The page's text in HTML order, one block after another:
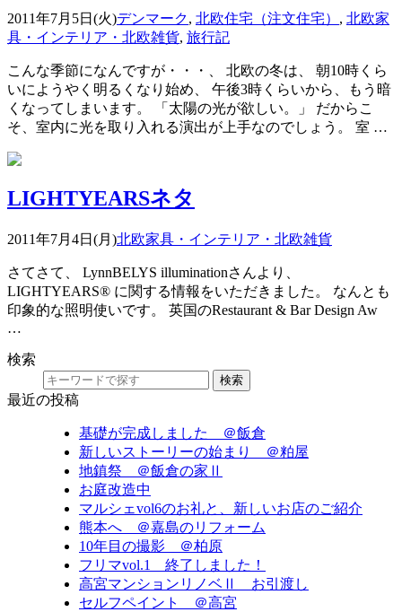
2011年7月5日(火)デンマーク, 北欧住宅（注文住宅） , 北欧家
具・インテリア・北欧雑貨, 旅行記
こんな季節になんですが・・・、 北欧の冬は、 朝10時くら
いにようやく明るくなり始め、 午後3時くらいから、もう暗
くなってしまいます。 「太陽の光が欲しい。」 だからこ
そ、室内に光を取り入れる演出が上手なのでしょう。 室 …
LIGHTYEARSネタ
2011年7月4日(月)北欧家具・インテリア・北欧雑貨
さてさて、 LynnBELYS illuminationさんより、
LIGHTYEARS® に関する情報をいただきました。 なんとも
印象的な照明使いです。 英国のRestaurant & Bar Design Aw
…
検索
検索
最近の投稿
基礎が完成しました ＠飯倉
新しいストーリーの始まり ＠粕屋
地鎮祭 ＠飯倉の家Ⅱ
お庭改造中
マルシェvol6のお礼と、新しいお店のご紹介
熊本へ ＠嘉島のリフォーム
10年目の撮影 ＠柏原
フリマvol.1 終了しました！
高宮マンションリノベⅡ お引渡し
セルフペイント ＠高宮